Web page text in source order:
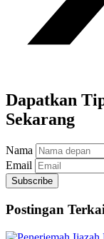
Dapatkan
Sekarang
Nama
Email
Subscribe
Postingan